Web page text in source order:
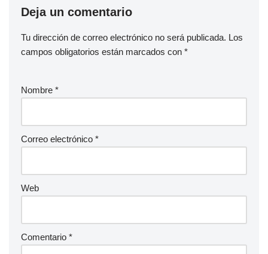
Deja un comentario
Tu dirección de correo electrónico no será publicada. Los
campos obligatorios están marcados con *
Nombre *
Correo electrónico *
Web
Comentario *